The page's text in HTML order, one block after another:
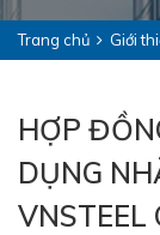
Trang chủ Giới
HỢP
DỤNG
VNSTEEL